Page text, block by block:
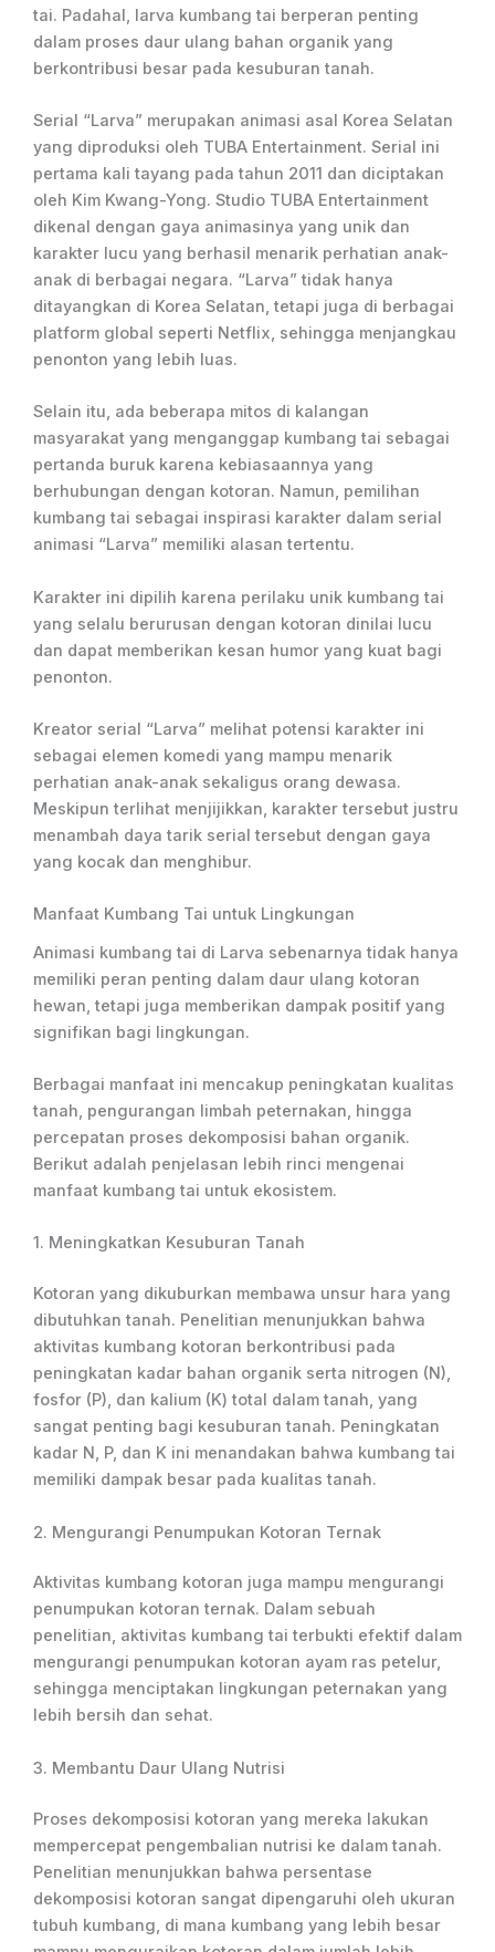
tai. Padahal, larva kumbang tai berperan penting
dalam proses daur ulang bahan organik yang
berkontribusi besar pada kesuburan tanah.
Serial “Larva” merupakan animasi asal Korea Selatan
yang diproduksi oleh TUBA Entertainment. Serial ini
pertama kali tayang pada tahun 2011 dan diciptakan
oleh Kim Kwang-Yong. Studio TUBA Entertainment
dikenal dengan gaya animasinya yang unik dan
karakter lucu yang berhasil menarik perhatian anak-
anak di berbagai negara. “Larva” tidak hanya
ditayangkan di Korea Selatan, tetapi juga di berbagai
platform global seperti Netflix, sehingga menjangkau
penonton yang lebih luas.
Selain itu, ada beberapa mitos di kalangan
masyarakat yang menganggap kumbang tai sebagai
pertanda buruk karena kebiasaannya yang
berhubungan dengan kotoran. Namun, pemilihan
kumbang tai sebagai inspirasi karakter dalam serial
animasi “Larva” memiliki alasan tertentu.
Karakter ini dipilih karena perilaku unik kumbang tai
yang selalu berurusan dengan kotoran dinilai lucu
dan dapat memberikan kesan humor yang kuat bagi
penonton.
Kreator serial “Larva” melihat potensi karakter ini
sebagai elemen komedi yang mampu menarik
perhatian anak-anak sekaligus orang dewasa.
Meskipun terlihat menjijikkan, karakter tersebut justru
menambah daya tarik serial tersebut dengan gaya
yang kocak dan menghibur.
Manfaat Kumbang Tai untuk Lingkungan
Animasi kumbang tai di Larva sebenarnya tidak hanya
memiliki peran penting dalam daur ulang kotoran
hewan, tetapi juga memberikan dampak positif yang
signifikan bagi lingkungan.
Berbagai manfaat ini mencakup peningkatan kualitas
tanah, pengurangan limbah peternakan, hingga
percepatan proses dekomposisi bahan organik.
Berikut adalah penjelasan lebih rinci mengenai
manfaat kumbang tai untuk ekosistem.
1. Meningkatkan Kesuburan Tanah
Kotoran yang dikuburkan membawa unsur hara yang
dibutuhkan tanah. Penelitian menunjukkan bahwa
aktivitas kumbang kotoran berkontribusi pada
peningkatan kadar bahan organik serta nitrogen (N),
fosfor (P), dan kalium (K) total dalam tanah, yang
sangat penting bagi kesuburan tanah. Peningkatan
kadar N, P, dan K ini menandakan bahwa kumbang tai
memiliki dampak besar pada kualitas tanah.
2. Mengurangi Penumpukan Kotoran Ternak
Aktivitas kumbang kotoran juga mampu mengurangi
penumpukan kotoran ternak. Dalam sebuah
penelitian, aktivitas kumbang tai terbukti efektif dalam
mengurangi penumpukan kotoran ayam ras petelur,
sehingga menciptakan lingkungan peternakan yang
lebih bersih dan sehat.
3. Membantu Daur Ulang Nutrisi
Proses dekomposisi kotoran yang mereka lakukan
mempercepat pengembalian nutrisi ke dalam tanah.
Penelitian menunjukkan bahwa persentase
dekomposisi kotoran sangat dipengaruhi oleh ukuran
tubuh kumbang, di mana kumbang yang lebih besar